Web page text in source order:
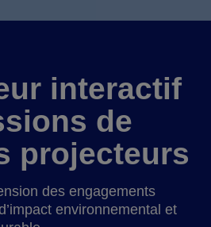
interactif
de
projecteurs
des engagements
environnemental et